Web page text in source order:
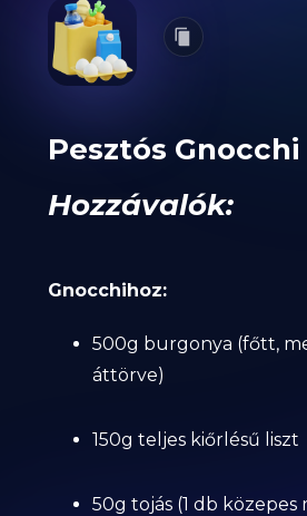
Pesztós Gnocchi
Hozzávalók:
Gnocchihoz:
500g burgonya (főtt,
áttörve)
150g teljes kiőrlésű liszt
50g tojás (1 db közepes